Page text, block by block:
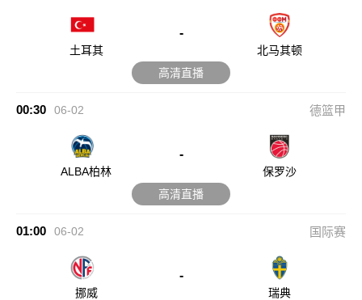
土耳其
-
北马其顿
高清直播
00:30 06-02 德篮甲
ALBA柏林
-
保罗沙
高清直播
01:00 06-02 国际赛
挪威
-
瑞典